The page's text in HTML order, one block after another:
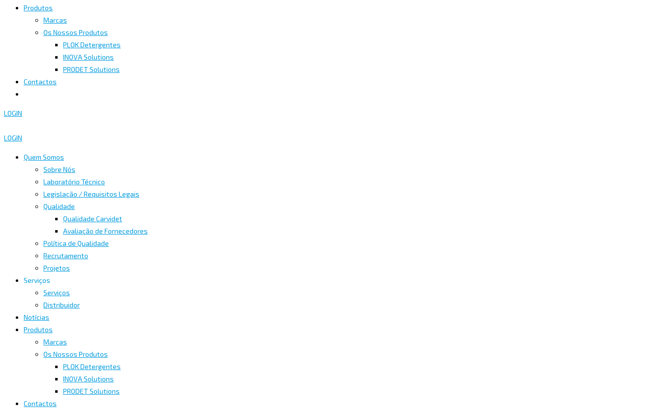
Produtos
Marcas
Os Nossos Produtos
PLOK Detergentes
INOVA Solutions
PRODET Solutions
Contactos
LOGIN
LOGIN
Quem Somos
Sobre Nós
Laboratório Técnico
Legislação / Requisitos Legais
Qualidade
Qualidade Carvidet
Avaliação de Fornecedores
Política de Qualidade
Recrutamento
Projetos
Serviços
Serviços
Distribuidor
Notícias
Produtos
Marcas
Os Nossos Produtos
PLOK Detergentes
INOVA Solutions
PRODET Solutions
Contactos